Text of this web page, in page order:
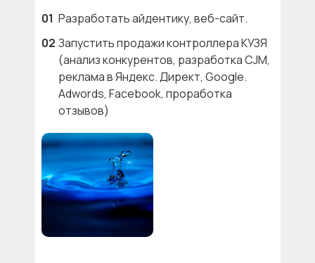
Запустить продажи контроллера КУЗЯ
(анализ конкурентов, разработка CJM,
реклама в Яндекс. Директ, Google.
Adwords, Facebook, проработка
отзывов)
02
01 Разработать айдентику, веб-сайт.